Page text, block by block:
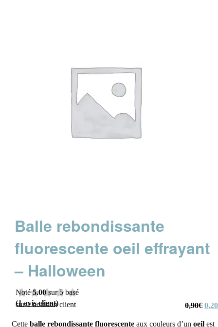
Balle rebondissante
fluorescente oeil effrayant
– Halloween
Noté5.00 sur 5 basé
sur1notation client
(1avis client) 0,90€ Le
prix
était
0,20
Cette balle rebondissante fluorescente aux couleurs d’un oeil est